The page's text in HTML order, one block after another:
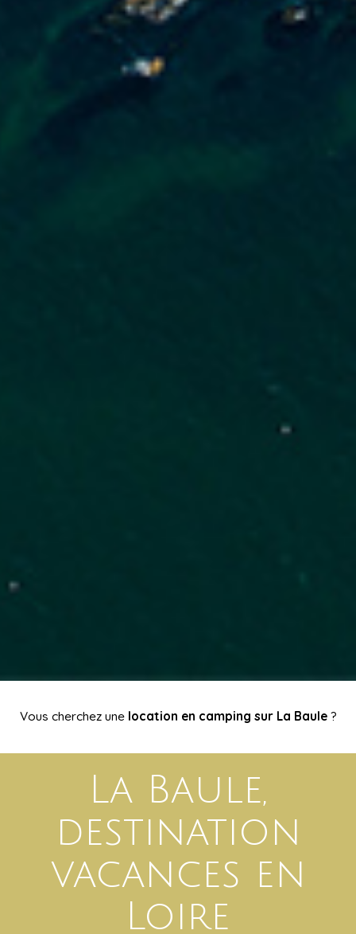
Vous cherchez une location en camping sur La Baule?
La Baule,
destination
vacances en
Loire